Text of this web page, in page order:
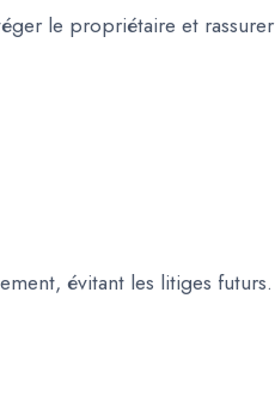
le propriétaire et rassurer
évitant les litiges futurs.